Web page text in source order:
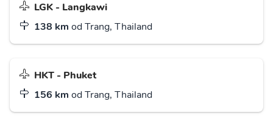
LGK - Langkawi
138 km od Trang, Thailand
HKT - Phuket
156 km od Trang, Thailand